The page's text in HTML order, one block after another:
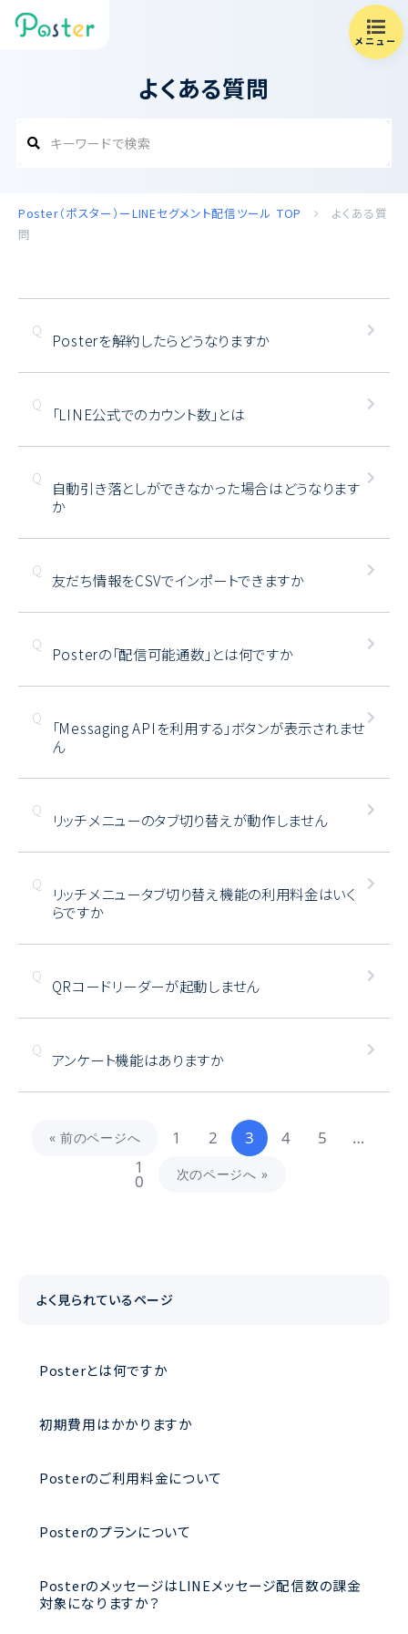
メニュー
よくある質問
Poster（ポスター）ーLINEセグメント配信ツール TOP
よくある質
問
よく見られているページ
Posterとは何ですか
初期費用はかかりますか
Posterのご利用料金について
Posterのプランについて
PosterのメッセージはLINEメッセージ配信数の課金
対象になりますか？
Posterを解約したらどうなりますか
「LINE公式でのカウント数」とは
自動引き落としができなかった場合はどうなります
か
友だち情報をCSVでインポートできますか
Posterの「配信可能通数」とは何ですか
「Messaging APIを利用する」ボタンが表示されませ
ん
リッチメニューのタブ切り替えが動作しません
リッチメニュータブ切り替え機能の利用料金はいく
らですか
QRコードリーダーが起動しません
アンケート機能はありますか
« 前のページへ 1 2 3 4 5
…
1
0 次のページへ »